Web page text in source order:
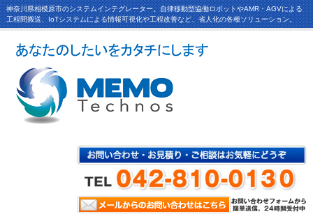
神奈川県相模原市のシステムインテグレーター。自律移動型協働ロボットやAMR・AGVによる
工程間搬送、IoTシステムによる情報可視化や工程改善など、省人化の各種ソリューション。